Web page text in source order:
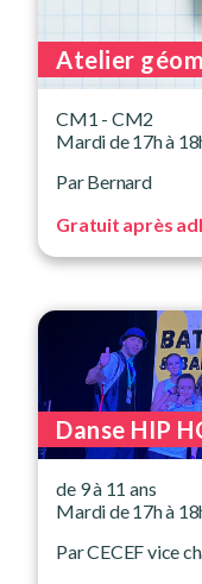
Atelier
CM1 - CM2
Mardi de 17h à
Par Bernard
Gratuit après
Danse HIP
de 9 à 11 ans
Mardi de 17h à
Par CECEF vice